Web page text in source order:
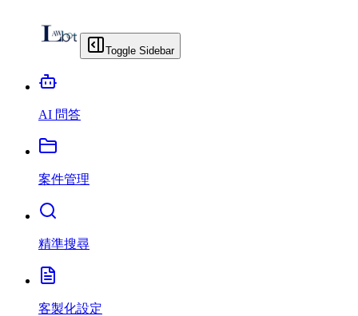
Toggle Sidebar
AI 問答
案件管理
精準搜尋
客製化設定